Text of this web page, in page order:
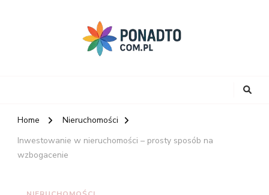
Home
Nieruchomości
Inwestowanie w nieruchomości – prosty sposób na
wzbogacenie